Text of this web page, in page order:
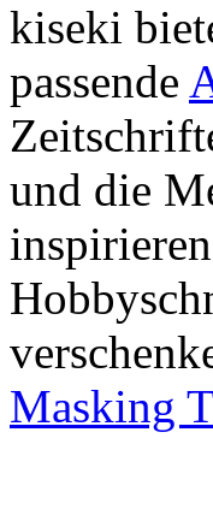
kiseki
passende
und die
Masking